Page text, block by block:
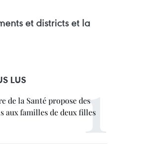
et districts et la
LUS
de la Santé propose des
aux familles de deux filles